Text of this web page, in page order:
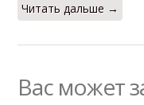
Читать дальше →
Вас может